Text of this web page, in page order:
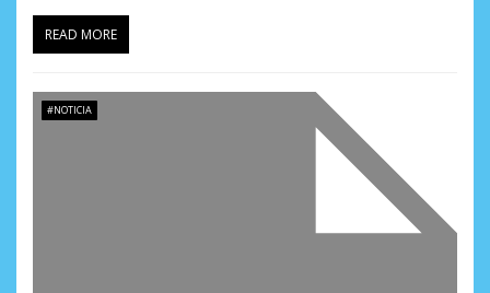
READ MORE
#NOTICIA